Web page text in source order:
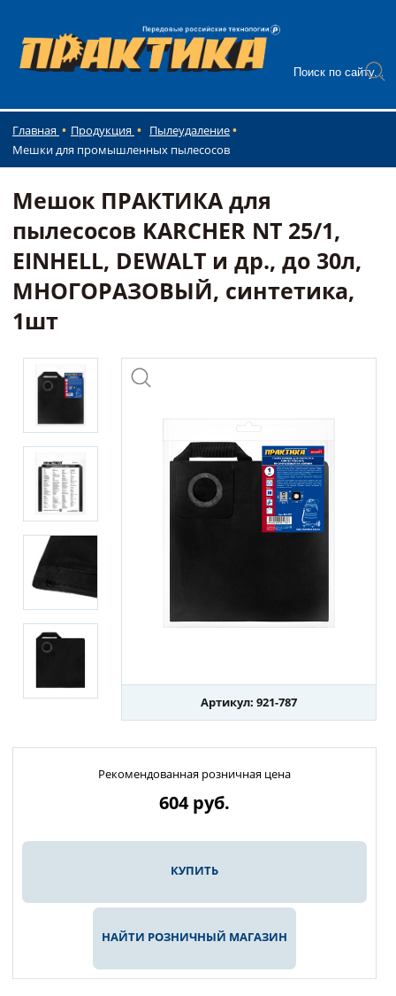
Главная Продукция
Пылеудаление
Мешки для промышленных пылесосов
Мешок ПРАКТИКА для
пылесосов KARCHER NT 25/1,
EINHELL, DEWALT и др., до 30л,
МНОГОРАЗОВЫЙ, синтетика,
1шт
Артикул: 921-787
Рекомендованная розничная цена
604руб.
КУПИТЬ
НАЙТИ РОЗНИЧНЫЙ МАГАЗИН